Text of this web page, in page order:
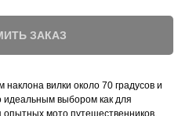
ЗАКАЗ
вилки около 70 градусов и
идеальным выбором как для